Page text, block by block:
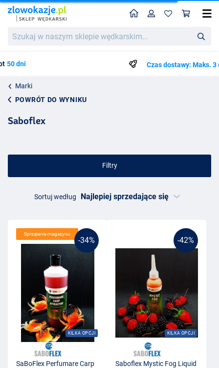
w
wędkarskim...
HomeProfil
Czas dostawy: Maks. 3 do 4 dni roboczych
Marki
POWRÓT DO WYNIKU
Saboflex
Filtry
Sortuj według
-34%
KILKA OPCJI
Sprzątanie magazynu
SaBoFlex Perfumare Carp
-42%
KILKA OPCJI
Saboflex Mystic Fog Liquid